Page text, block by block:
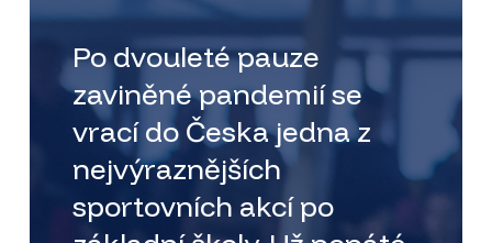
Po dvouleté pauze
zaviněné pandemií se
vrací do Česka jedna z
nejvýraznějších
sportovních akcí po